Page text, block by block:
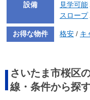
設備 見学可能
スロープ
お得な物件 格安 / キ
さいたま市桜区
線・条件から探